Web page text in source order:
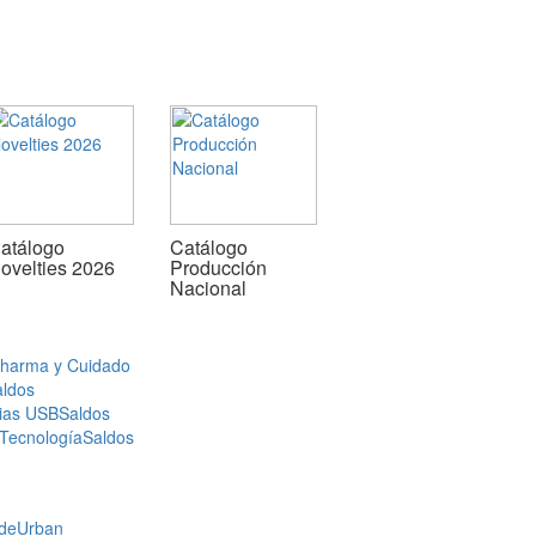
2026
Catálogo
Producción
Nacional
y Cuidado
USBSaldos
Saldos
Urban